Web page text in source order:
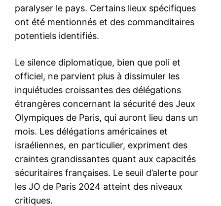
paralyser le pays. Certains lieux spécifiques
ont été mentionnés et des commanditaires
potentiels identifiés.
Le silence diplomatique, bien que poli et
officiel, ne parvient plus à dissimuler les
inquiétudes croissantes des délégations
étrangères concernant la sécurité des Jeux
Olympiques de Paris, qui auront lieu dans un
mois. Les délégations américaines et
israéliennes, en particulier, expriment des
craintes grandissantes quant aux capacités
sécuritaires françaises. Le seuil d’alerte pour
les JO de Paris 2024 atteint des niveaux
critiques.